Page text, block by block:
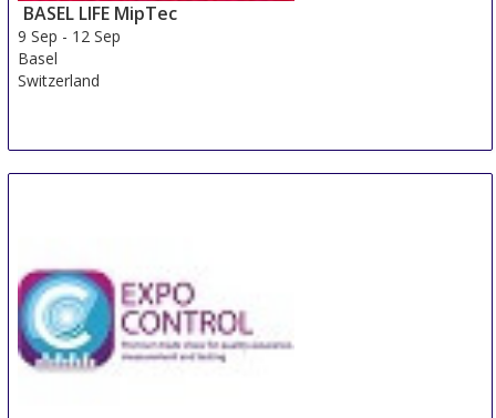
BASEL LIFE MipTec
9 Sep - 12 Sep
Basel
Switzerland